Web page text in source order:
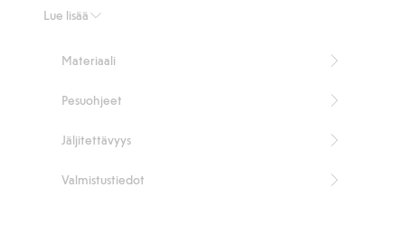
Lue lisää
vyötäröllä.
Luomupuuvilla – GOTS
Materiaali
Pesuohjeet
Jäljitettävyys
Valmistustiedot